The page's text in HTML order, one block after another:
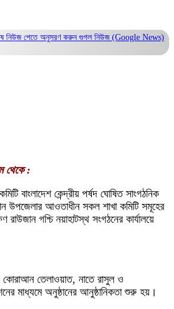
নিউজ পেতে অনুসরণ করুন গুগল নিউজ (Google News)
থেকে :
বাংলাদেশ কেন্দ্রীয় পর্ষদ ঘোষিত সাংগঠনিক
উপজেলার আওতাধীন সকল শাখা কমিটি সমূহের
রাউজান গশ্চি নয়াহাটস্থ সংগঠনের কার্যালয়ে
তেলাওয়াত, নাতে রাসুল ও
মাধ্যমে অনুষ্ঠানের আনুষ্ঠানিকতা শুরু হয়।